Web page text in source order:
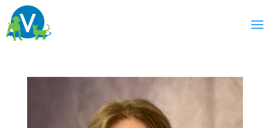
Sylvie